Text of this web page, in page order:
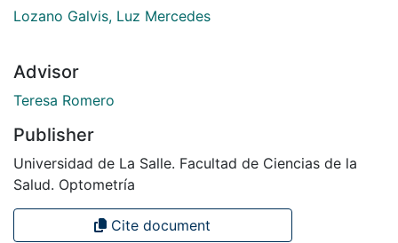
Lozano Galvis, Luz Mercedes
Advisor
Teresa Romero
Publisher
Universidad de La Salle. Facultad de Ciencias de la
Salud. Optometría
Cite document